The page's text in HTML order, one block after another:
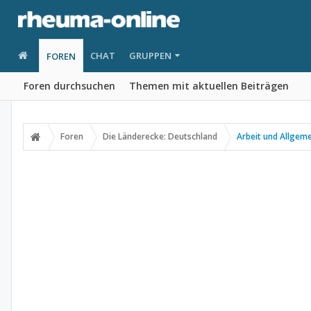
FOREN
Foren durchsuchen Themen mit aktuellen Beiträgen
CHAT GRUPPEN
Foren Die Länderecke: Deutschland Arbeit und